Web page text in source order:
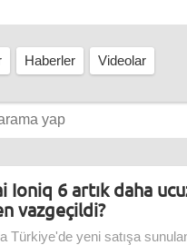
Haberler Videolar
Ioniq 6 artık daha
vazgeçildi?
Türkiye'de yeni satışa